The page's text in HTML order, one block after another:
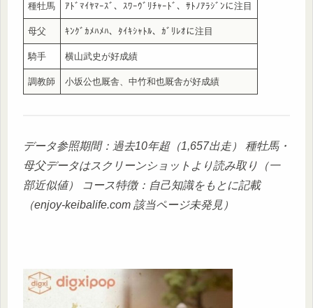
種牡馬 ｱﾄﾞﾏｲﾔﾏｰｽﾞ、ｽﾜｰｳﾞﾘﾁｬｰﾄﾞ、ｻﾄﾉｱﾗｼﾞﾝに注目
母父 ｷﾝｸﾞｶﾒﾊﾒﾊ、ﾀｲｷｼｬﾄﾙ、ｶﾞﾘﾚｵに注目
騎手 横山武史が好成績
調教師 小坂公也厩舎、中竹和也厩舎が好成績
データ参照期間：過去10年超（1,657出走）
種牡馬・
母父データはスクリーンショットより読み取り（一
部近似値）
コース特徴：自己知識をもとに記載
（enjoy-keibalife.com 該当ページ未発見）